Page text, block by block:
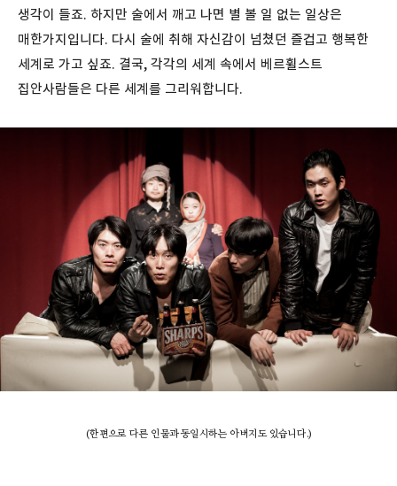
생각이 들죠. 하지만 술에서 깨고 나면 별 볼 일 없는 일상은
매한가지입니다. 다시 술에 취해 자신감이 넘쳤던 즐겁고 행복한
세계로 가고 싶죠. 결국, 각각의 세계 속에서 베르휠스트
집안사람들은 다른 세계를 그리워합니다.
(한편으로 다른 인물과 동일시하는 아버지도 있습니다.)